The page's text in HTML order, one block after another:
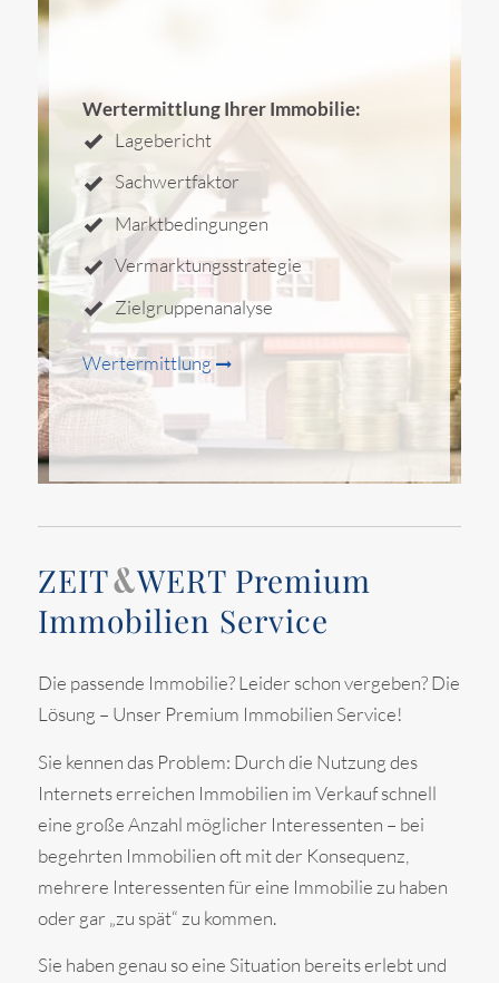
Wertermittlung Ihrer Immobilie:
Lagebericht
Sachwertfaktor
Marktbedingungen
Vermarktungsstrategie
Zielgruppenanalyse
Wertermittlung
ZEIT&WERT Premium
Immobilien Service
Die passende Immobilie? Leider schon vergeben? Die
Lösung – Unser Premium Immobilien Service!
Sie kennen das Problem: Durch die Nutzung des
Internets erreichen Immobilien im Verkauf schnell
eine große Anzahl möglicher Interessenten – bei
begehrten Immobilien oft mit der Konsequenz,
mehrere Interessenten für eine Immobilie zu haben
oder gar „zu spät“ zu kommen.
Sie haben genau so eine Situation bereits erlebt und